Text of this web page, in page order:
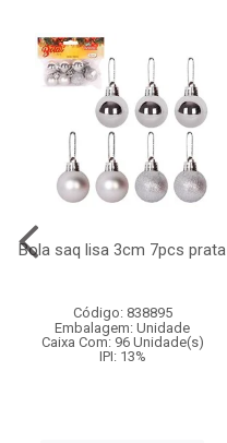
Bola saq lisa 3cm 7pcs prata
Código: 838895
Embalagem: Unidade
Caixa Com: 96 Unidade(s)
IPI: 13%